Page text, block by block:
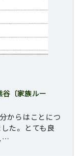
谷〔家族ルー
からはことにつ
た。とても良
…